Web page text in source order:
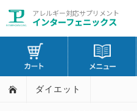
アレルギー対応サプリメント
インターフェニックス
ダイエット